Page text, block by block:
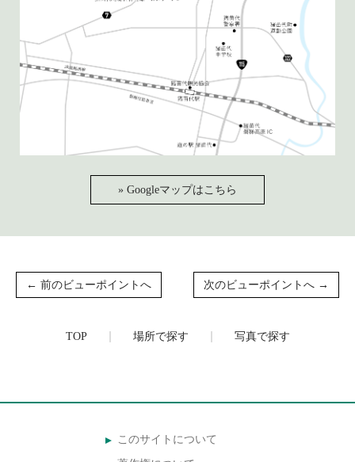
» Googleマップはこちら
← 前のビューポイントへ 次のビューポイントへ →
TOP 場所で探す 写真で探す
このサイトについて